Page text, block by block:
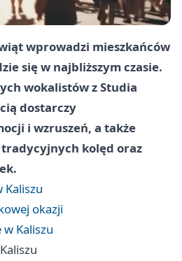
wprowadzi mieszkańców
się w najbliższym czasie.
wokalistów z Studia
dostarczy
i wzruszeń, a także
kolęd oraz
Kaliszu
okazji
Kaliszu